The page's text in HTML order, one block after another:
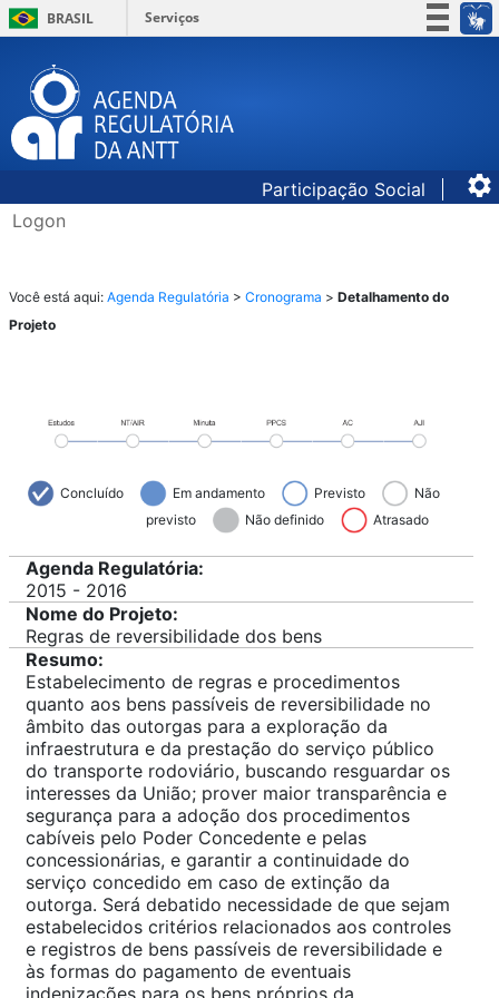
BRASIL
Serviços
Canais
Participação Social
Logon
​​​​​​Você está aqui: ​​​ Agenda Regulatória ​ > Cronograma ​ > Detalhamento do
Projeto
Concluído Em andamento Previsto
Não
previsto
Não definido Atrasado
Agenda Regulatória:
2015 - 2016
Nome do Projeto:
Regras de reversibilidade dos bens
Resumo:
Estabelecimento de regras e procedimentos
quanto aos bens passíveis de reversibilidade no
âmbito das outorgas para a exploração da
infraestrutura e da prestação do serviço público
do transporte rodoviário, buscando resguardar os
interesses da União; prover maior transparência e
segurança para a adoção dos procedimentos
cabíveis pelo Poder Concedente e pelas
concessionárias, e garantir a continuidade do
serviço concedido em caso de extinção da
outorga. Será debatido necessidade de que sejam
estabelecidos critérios relacionados aos controles
e registros de bens passíveis de reversibilidade e
às formas do pagamento de eventuais